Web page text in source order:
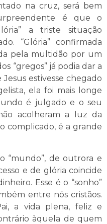
na cruz, será bem
é que o
a triste situação
“Glória” confirmada
pela multidão por um
“gregos” já podia dar a
estivesse chegado
ela foi mais longe
é julgado e o seu
acolheram a luz da
complicado, é a grande
“mundo”, de outrora e
e de glória coincide
Esse é o “sonho”
entre nós cristãos.
a vida plena, feliz e
àquela de quem